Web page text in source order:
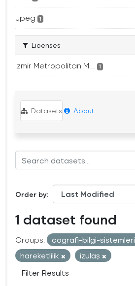
Jpeg 1
Licenses
Izmir Metropolitan M... 1
Datasets About
Order by
1 dataset found
Groups: cografi-bilgi-sistemleri
hareketlilik
izulaş
Filter Results